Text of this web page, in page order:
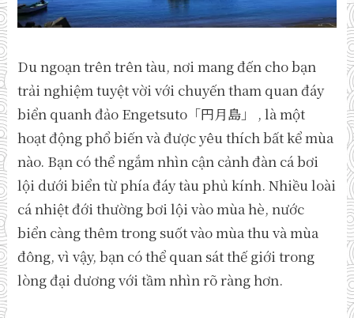
Du ngoạn trên trên tàu, nơi mang đến cho bạn
trải nghiệm tuyệt vời với chuyến tham quan đáy
biển quanh đảo Engetsuto「円月島」 , là một
hoạt động phổ biến và được yêu thích bất kể mùa
nào. Bạn có thể ngắm nhìn cận cảnh đàn cá bơi
lội dưới biển từ phía đáy tàu phủ kính. Nhiều loài
cá nhiệt đới thường bơi lội vào mùa hè, nước
biển càng thêm trong suốt vào mùa thu và mùa
đông, vì vậy, bạn có thể quan sát thế giới trong
lòng đại dương với tầm nhìn rõ ràng hơn.